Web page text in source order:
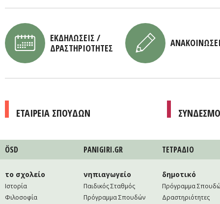
ΕΚΔΗΛΩΣΕΙΣ /
ΔΡΑΣΤΗΡΙΟΤΗΤΕΣ
ΕΤΑΙΡΕΙΑ ΣΠΟΥΔΩΝ
ÖSD PANIGIRI.GR ΤΕΤΡAΔΙΟ
το σχολείο
Ιστορία
Φιλοσοφία
νηπιαγωγείο
Παιδικός Σταθμός
Πρόγραμμα Σπουδών
δημοτικό
Πρόγραμμα
Δραστηριότητες